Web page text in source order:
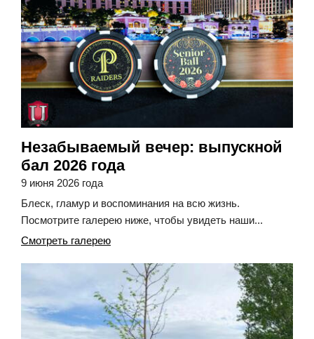
Незабываемый вечер: выпускной
бал 2026 года
9 июня 2026 года
Блеск, гламур и воспоминания на всю жизнь.
Посмотрите галерею ниже, чтобы увидеть наши...
Смотреть галерею